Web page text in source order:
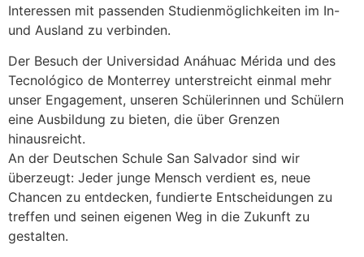
Interessen mit passenden Studienmöglichkeiten im In-
und Ausland zu verbinden.
Der Besuch der Universidad Anáhuac Mérida und des
Tecnológico de Monterrey unterstreicht einmal mehr
unser Engagement, unseren Schülerinnen und Schülern
eine Ausbildung zu bieten, die über Grenzen
hinausreicht.
An der Deutschen Schule San Salvador sind wir
überzeugt: Jeder junge Mensch verdient es, neue
Chancen zu entdecken, fundierte Entscheidungen zu
treffen und seinen eigenen Weg in die Zukunft zu
gestalten.